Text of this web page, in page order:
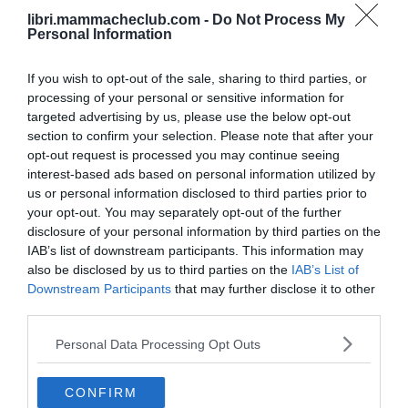
libri.mammacheclub.com - Do Not Process My
Personal Information
If you wish to opt-out of the sale, sharing to third parties, or
processing of your personal or sensitive information for
targeted advertising by us, please use the below opt-out
section to confirm your selection. Please note that after your
opt-out request is processed you may continue seeing
interest-based ads based on personal information utilized by
us or personal information disclosed to third parties prior to
your opt-out. You may separately opt-out of the further
disclosure of your personal information by third parties on the
IAB’s list of downstream participants. This information may
also be disclosed by us to third parties on the IAB’s List of
Downstream Participants that may further disclose it to other
Personal Data Processing Opt Outs
CONFIRM
dichiaro di voler conferire i miei dati personali ai fini
ricevere informazioni di carattere editoriale e
promozionale, riguardanti maternità e infanzia. Ho letto e
accetto iTermini e Condizionidel sito.*
Consento il trattamento dei dati personali forniti a
libri.mammacheclub per partecipare a ricerche di
mercato, per ricevere informazioni e offerte promozionali
tramite posta, telefono, posta elettronica, sms, mms da
parte di Aziende Terze, indicate nell'informativa riportata
qui *
Consento il trattamento dei miei dati forniti a
ai fini di marketing da parte dei Titolari del sito, per
ACCEDI
Dettagli account
Ordini
Indirizzi